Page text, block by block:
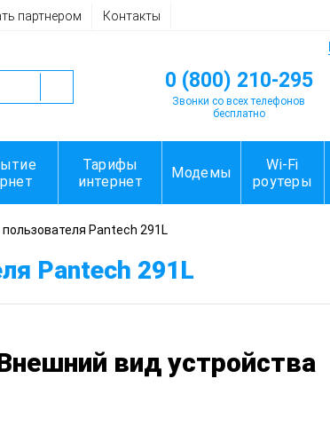
партнером Контакты
0 (800) 210-295
Звонки со всех телефонов
бесплатно
Тарифы
интернет
Модемы
Wi-Fi
роутеры
Pantech 291L
Pantech 291L
вид устройства